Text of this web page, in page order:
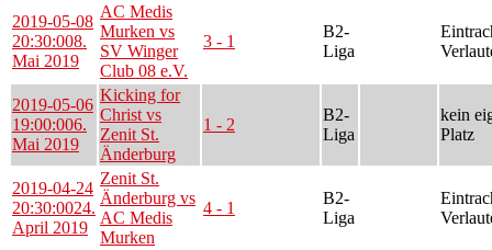
2019-05-08
20:30:008.
Mai 2019
AC Medis
Murken vs
SV Winger
Club 08 e.V.
3 - 1
B2-
Liga
2019-05-06
19:00:006.
Mai 2019
Kicking for
Christ vs
Zenit St.
Änderburg
1 - 2
B2-
Liga
kein
Platz
2019-04-24
20:30:0024.
April 2019
Zenit St.
Änderburg vs
AC Medis
Murken
4 - 1
B2-
Liga